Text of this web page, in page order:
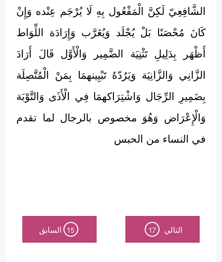
الشَّافِعِيّ لَكِنَّ الْمَفْعُول بِهِ لَا يُرْجَم عِنْده وَإِنْ
كَانَ مُحْصَنًا بَلْ يُجْلَد وَيُغَرَّب وَإِرَادَة اللِّوَاط
أَظْهَر بِدَلِيلِ تَثْنِيَة الضَّمِير وَالْأَوَّل قَالَ أَرَادَ
الزَّانِي وَالزَّانِيَة وَيَرُدّهُ تَبْيِينهمَا بِمَنْ الْمُتَّصِلَة
بِضَمِيرِ الرِّجَال وَاشْتِرَاكهمَا فِي الْأَذَى وَالتَّوْبَة
وَالْإِعْرَاض وَهُوَ مخصوص بالرجال لما تقدم
في النساء من الحبس
التالي 17
15 السابق